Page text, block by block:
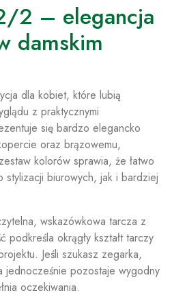
2 – elegancja
damskim
dla kobiet, które lubią
z praktycznymi
się bardzo elegancko
oraz brązowemu,
kolorów sprawia, że łatwo
biurowych, jak i bardziej
wskazówkowa tarcza z
podkreśla okrągły kształt tarczy
Jeśli szukasz zegarka,
jednocześnie pozostaje wygodny
oczekiwania.